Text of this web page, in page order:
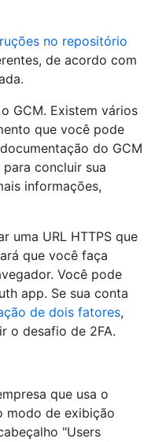
no repositório
de acordo com
GCM. Existem vários
que você pode
do GCM
concluir sua
informações,
uma URL HTTPS que
que você faça
Você pode
app. Se sua conta
de dois fatores,
o desafio de 2FA.
que usa o
modo de exibição
"Users